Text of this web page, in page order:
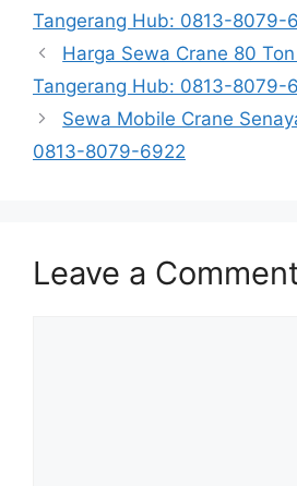
Tangerang Hub: 0813-8079-
Harga Sewa Crane 80
Tangerang Hub: 0813-8079-
Sewa Mobile Crane
0813-8079-6922
Leave a Comment